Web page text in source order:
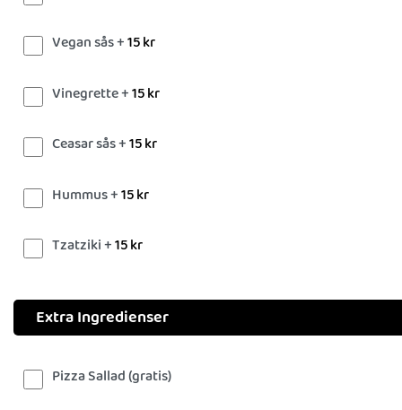
Vegan sås +15kr
Vinegrette +15kr
Ceasar sås +15kr
Hummus +15kr
Tzatziki +15kr
Extra Ingredienser
Pizza Sallad (gratis)